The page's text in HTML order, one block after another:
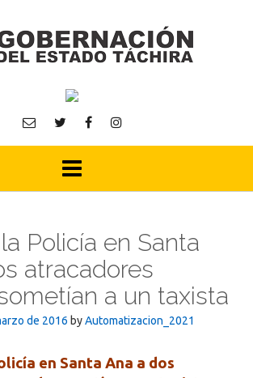
Policía en Santa
atracadores
a un taxista
de 2016 byAutomatizacion_2021
en Santa Ana a dos